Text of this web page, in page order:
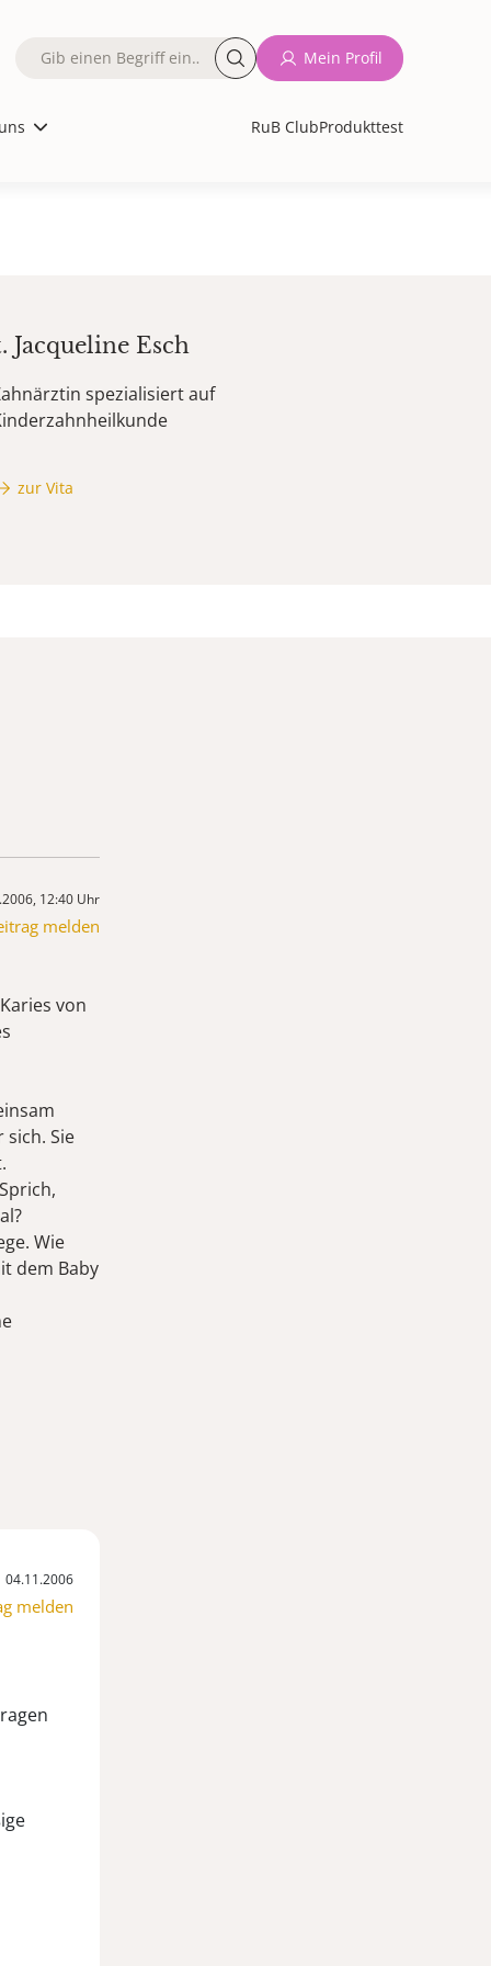
RuB ClubProdukttest
Fulltext
Mein Profil
Jacqueline Esch
spezialisiert auf
zur Vita
12:40 Uhr
melden
von
Sie
Wie
dem Baby
04.11.2006
melden